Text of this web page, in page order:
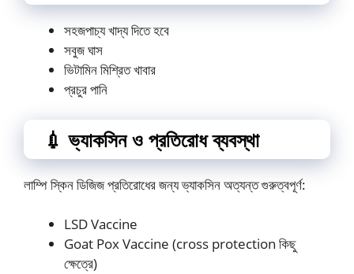
সহজপাচ্য খাদ্য দিতে হবে
সবুজ ঘাস
ভিটামিন মিশ্রিত খাবার
প্রচুর পানি
💉 ভ্যাকসিন ও প্রতিরোধ ব্যবস্থা
লাম্পি স্কিন ডিজিজ প্রতিরোধের জন্য ভ্যাকসিন অত্যন্ত গুরুত্বপূর্ণ:
LSD Vaccine
Goat Pox Vaccine (cross protection কিছু
ক্ষেত্রে)